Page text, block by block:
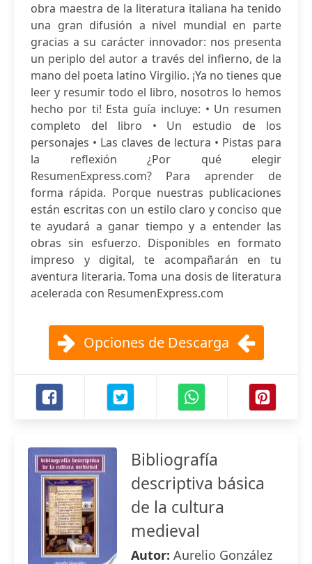
obra maestra de la literatura italiana ha tenido
una gran difusión a nivel mundial en parte
gracias a su carácter innovador: nos presenta
un periplo del autor a través del infierno, de la
mano del poeta latino Virgilio. ¡Ya no tienes que
leer y resumir todo el libro, nosotros lo hemos
hecho por ti! Esta guía incluye: • Un resumen
completo del libro • Un estudio de los
personajes • Las claves de lectura • Pistas para
la reflexión ¿Por qué elegir
ResumenExpress.com? Para aprender de
forma rápida. Porque nuestras publicaciones
están escritas con un estilo claro y conciso que
te ayudará a ganar tiempo y a entender las
obras sin esfuerzo. Disponibles en formato
impreso y digital, te acompañarán en tu
aventura literaria. Toma una dosis de literatura
acelerada con ResumenExpress.com
Opciones de Descarga
Bibliografía
descriptiva básica
de la cultura
medieval
Autor: Aurelio González